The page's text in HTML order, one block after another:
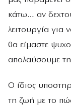
κάτω… αν
λειτουργία για
θα είμαστε
απολαύσουμε
Ο ίδιος
τη ζωή με το